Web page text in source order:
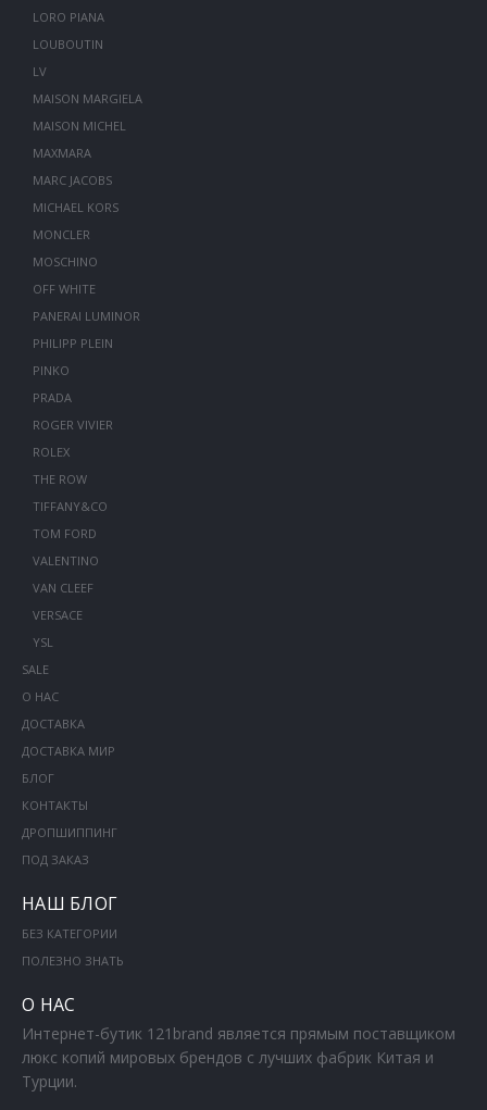
LORO PIANA
LOUBOUTIN
LV
MAISON MARGIELA
MAISON MICHEL
MAXMARA
MARC JACOBS
MICHAEL KORS
MONCLER
MOSCHINO
OFF WHITE
PANERAI LUMINOR
PHILIPP PLEIN
PINKO
PRADA
ROGER VIVIER
ROLEX
THE ROW
TIFFANY&CO
TOM FORD
VALENTINO
VAN CLEEF
VERSACE
YSL
SALE
О НАС
ДОСТАВКА
ДОСТАВКА МИР
БЛОГ
КОНТАКТЫ
ДРОПШИППИНГ
ПОД ЗАКАЗ
НАШ БЛОГ
БЕЗ КАТЕГОРИИ
ПОЛЕЗНО ЗНАТЬ
О НАС
Интернет-бутик 121brand является прямым поставщиком
люкс копий мировых брендов с лучших фабрик Китая и
Турции.